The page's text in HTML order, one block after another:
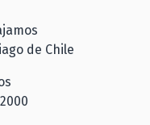
de Chile